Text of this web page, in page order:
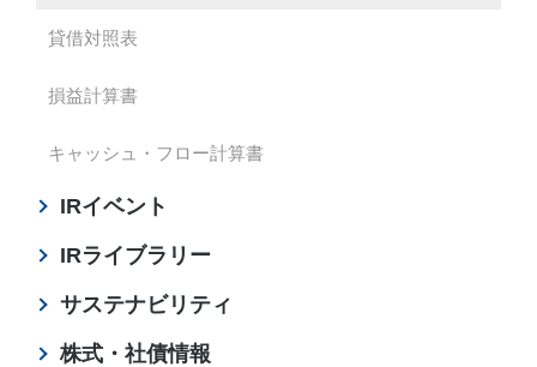
貸借対照表
損益計算書
キャッシュ・フロー計算書
IRイベント
IRライブラリー
サステナビリティ
株式・社債情報